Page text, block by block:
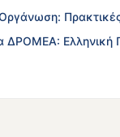
ΔΡΟΜΕΑ: Ελληνική